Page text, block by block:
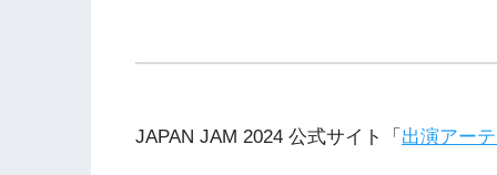
JAPAN JAM 2024 公式サイト「 出演アー